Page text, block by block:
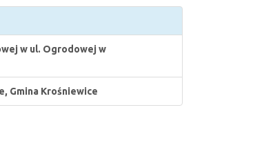
w ul. Ogrodowej w
Gmina Krośniewice